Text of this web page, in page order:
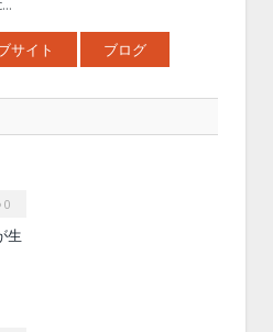
サイト ブログ
0
生